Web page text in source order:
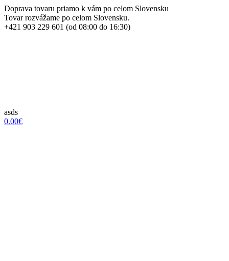
Doprava tovaru priamo k vám po celom Slovensku
Tovar rozvážame po celom Slovensku.
+421 903 229 601 (od 08:00 do 16:30)
asds
0.00€